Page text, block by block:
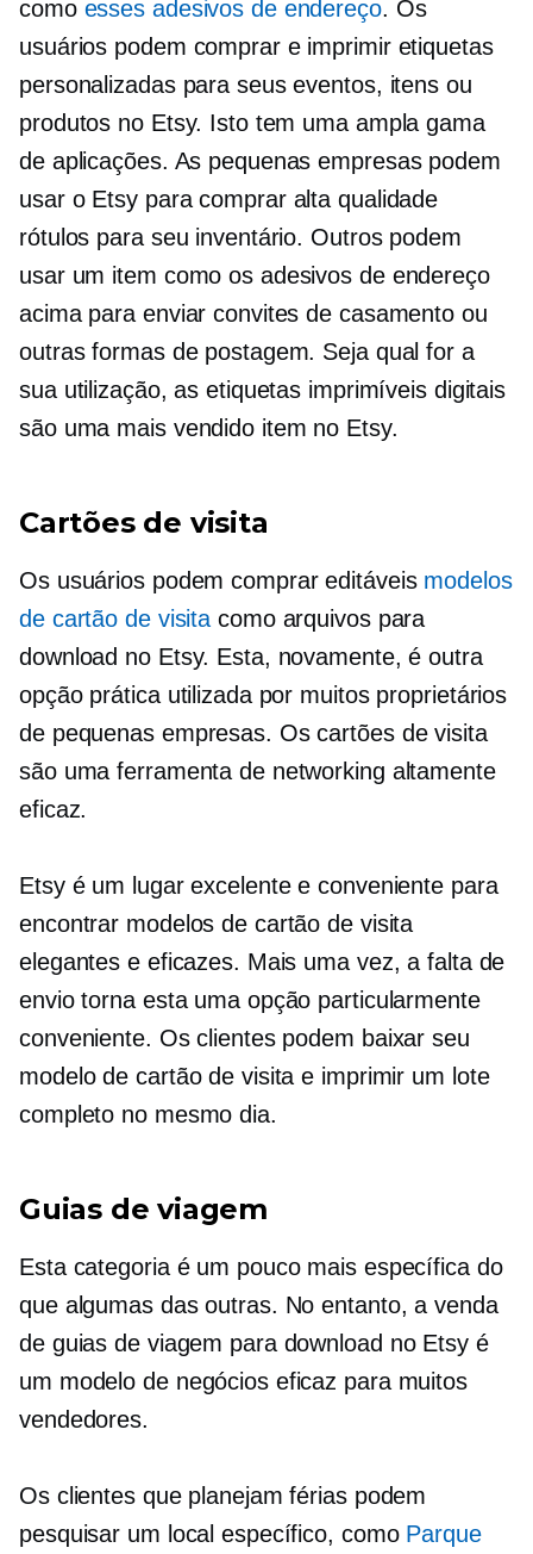
como esses adesivos de endereço. Os
usuários podem comprar e imprimir etiquetas
personalizadas para seus eventos, itens ou
produtos no Etsy. Isto tem uma ampla gama
de aplicações. As pequenas empresas podem
usar o Etsy para comprar alta qualidade
rótulos para seu inventário. Outros podem
usar um item como os adesivos de endereço
acima para enviar convites de casamento ou
outras formas de postagem. Seja qual for a
sua utilização, as etiquetas imprimíveis digitais
são uma mais vendido item no Etsy.
Cartões de visita
Os usuários podem comprar editáveis modelos
de cartão de visita como arquivos para
download no Etsy. Esta, novamente, é outra
opção prática utilizada por muitos proprietários
de pequenas empresas. Os cartões de visita
são uma ferramenta de networking altamente
eficaz.
Etsy é um lugar excelente e conveniente para
encontrar modelos de cartão de visita
elegantes e eficazes. Mais uma vez, a falta de
envio torna esta uma opção particularmente
conveniente. Os clientes podem baixar seu
modelo de cartão de visita e imprimir um lote
completo no mesmo dia.
Guias de viagem
Esta categoria é um pouco mais específica do
que algumas das outras. No entanto, a venda
de guias de viagem para download no Etsy é
um modelo de negócios eficaz para muitos
vendedores.
Os clientes que planejam férias podem
pesquisar um local específico, como Parque